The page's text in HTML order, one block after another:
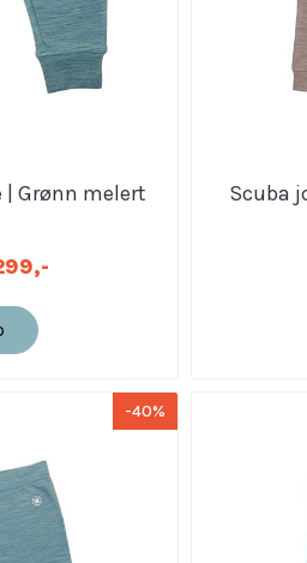
Grønn melert Scuba
-40%